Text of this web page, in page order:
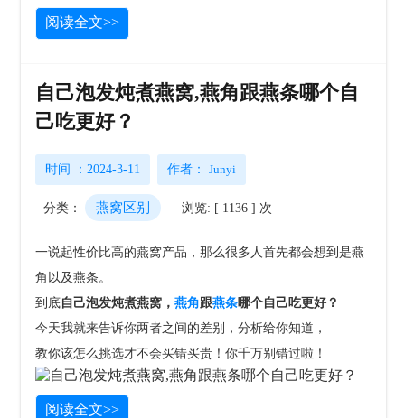
阅读全文>>
自己泡发炖煮燕窝,燕角跟燕条哪个自
己吃更好？
时间 ：2024-3-11 作者：Junyi
分类： 燕窝区别 浏览: [ 1136 ] 次
一说起性价比高的燕窝产品，那么很多人首先都会想到是燕
角以及燕条。
到底自己泡发炖煮燕窝，燕角跟燕条哪个自己吃更好？
今天我就来告诉你两者之间的差别，分析给你知道，
教你该怎么挑选才不会买错买贵！你千万别错过啦！
阅读全文>>